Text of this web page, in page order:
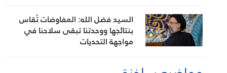
السيد فضل الله: المفاوضات تُقاس
بنتائجها ووحدتنا تبقى سلاحنا في
مواجهة التحديات